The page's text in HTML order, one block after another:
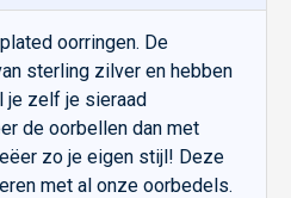
oorringen. De
sterling zilver en hebben
je zelf je sieraad
de oorbellen dan met
zo je eigen stijl! Deze
met al onze oorbedels.